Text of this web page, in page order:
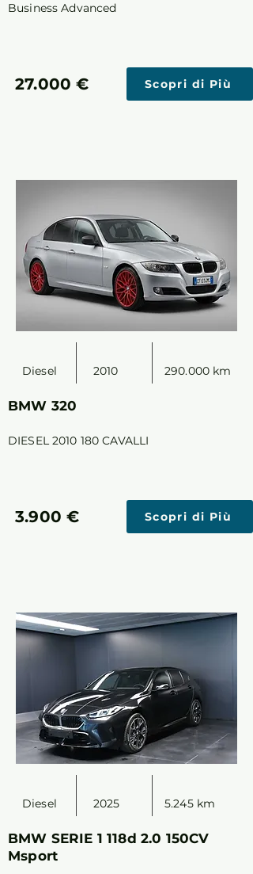
Business Advanced
Scopri di Più
27.000 €
Diesel 2010 290.000 km
BMW 320
DIESEL2010 180 CAVALLI
Scopri di Più
3.900 €
Diesel 2025 5.245 km
BMW SERIE 1 118d 2.0 150CV
Msport